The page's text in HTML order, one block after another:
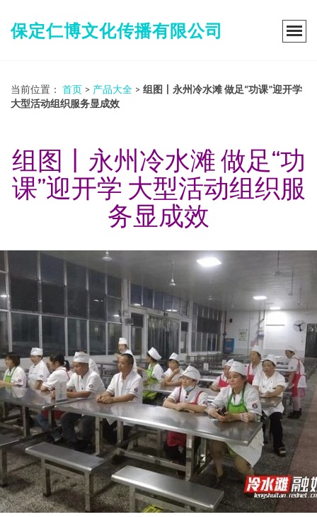
保定仁博文化传播有限公司
当前位置： 首页 > 产品大全 > 组图丨永州冷水滩 做足“功课”迎开学
大型活动组织服务显成效
组图丨永州冷水滩 做足“功
课”迎开学 大型活动组织服
务显成效